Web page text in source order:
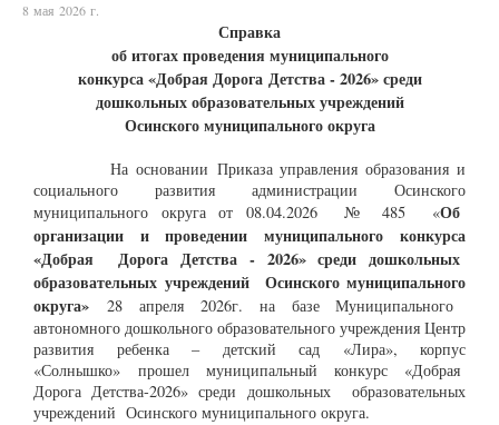
8 мая 2026 г.
Справка
об итогах проведения муниципального
конкурса «Добрая Дорога Детства- 2026» среди
дошкольных образовательныхучреждений
Осинскогомуниципальногоокруга
На основании Приказа управления образования и
социального развития администрации Осинского
муниципального округа от 08.04.2026 № 485 «Об
организации и проведении муниципального
конкурса
«ДобраяДорогаДетства - 2026» средидошкольных
образовательных учреждений
Осинского муниципального
округа»
28 апреля 2026г. на базе Муниципального
автономного дошкольного образовательного учреждения Центр
развития ребенка – детский сад «Лира», корпус
«Солнышко» прошел муниципальный конкурс «Добрая
Дорога Детства-2026» среди дошкольных образовательных
учреждений Осинского муниципального округа.